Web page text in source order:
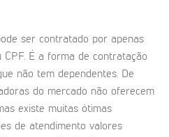
ser contratado por apenas
CPF. É a forma de contratação
não tem dependentes. De
do mercado não oferecem
existe muitas ótimas
de atendimento valores